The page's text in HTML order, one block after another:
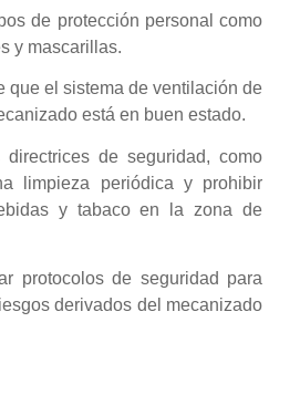
de protección personal como
y mascarillas.
que el sistema de ventilación de
está en buen estado.
directrices de seguridad, como
limpieza periódica y prohibir
y tabaco en la zona de
protocolos de seguridad para
derivados del mecanizado